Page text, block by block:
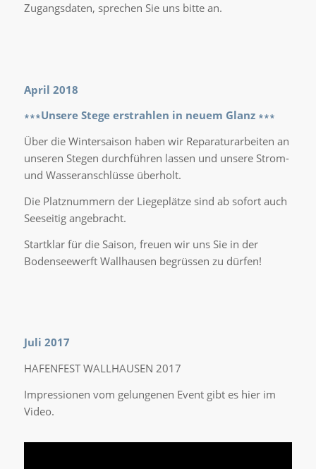
Zugangsdaten, sprechen Sie uns bitte an.
April 2018
∗∗∗Unsere Stege erstrahlen in neuem Glanz ∗∗∗
Über die Wintersaison haben wir Reparaturarbeiten an
unseren Stegen durchführen lassen und unsere Strom-
und Wasseranschlüsse überholt.
Die Platznummern der Liegeplätze sind ab sofort auch
Seeseitig angebracht.
Startklar für die Saison, freuen wir uns Sie in der
Bodenseewerft Wallhausen begrüssen zu dürfen!
Juli 2017
HAFENFEST WALLHAUSEN 2017
Impressionen vom gelungenen Event gibt es hier im
Video.